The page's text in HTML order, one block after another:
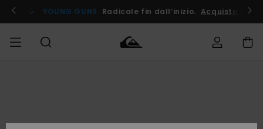
informazioni
prodotto
! YOUNG GUNS Radicale fin dall’inizio. Acquista Ora
Accessori
Accessori
Nuovi